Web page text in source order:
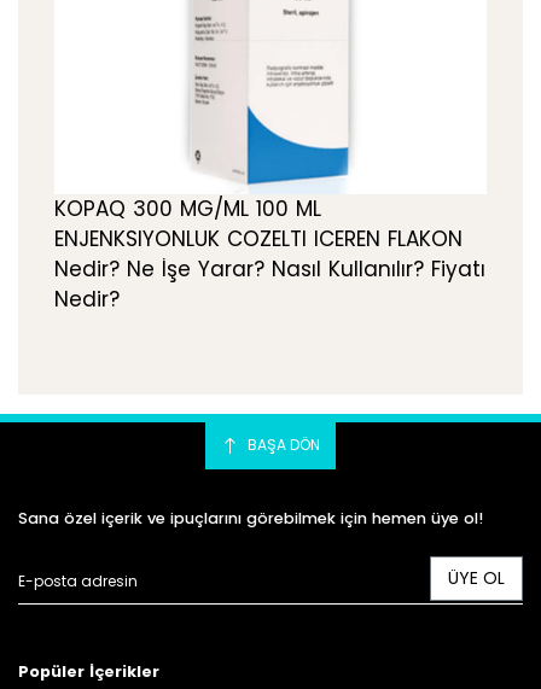
KOPAQ 300 MG/ML 100 ML
ENJENKSIYONLUK COZELTI ICEREN FLAKON
Nedir? Ne İşe Yarar? Nasıl Kullanılır? Fiyatı
Nedir?
BAŞA DÖN
Sana özel içerik ve ipuçlarını görebilmek için hemen üye ol!
ÜYE OL
Popüler İçerikler